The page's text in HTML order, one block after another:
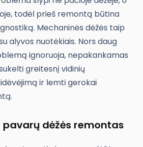
todėl prieš remontą būtina
Mechaninės dėžės taip
alyvos nuotėkiais. Nors daug
ignoruoja, nepakankamas
greitesnį vidinių
ir lemti gerokai
dėžės remontas